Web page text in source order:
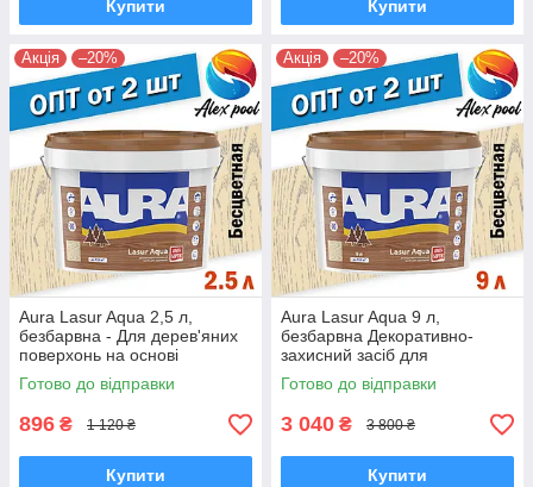
Купити Купити
Акція –20%
Aura Lasur Aqua 2,5 л,
безбарвна - Для дерев'яних
поверхонь на основі
акрилової дисперсії з
антисептиком
Готово до відправки
896 ₴ 1 120 ₴
Купити
Акція –20%
Aura Lasur Aqua 9 л,
безбарвна Декоративно-
захисний засіб для
дерев'яних поверхонь на
основі акрилової
Готово до відправки
3 040 ₴ 3 800 ₴
Купити